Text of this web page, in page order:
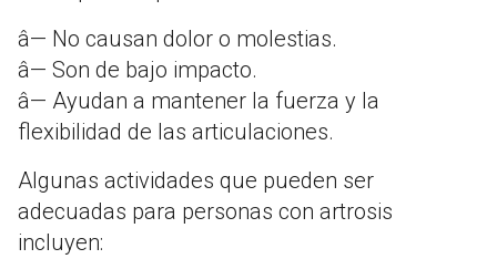
â— No causan dolor o molestias.
â— Son de bajo impacto.
â— Ayudan a mantener la fuerza y la
flexibilidad de las articulaciones.
Algunas actividades que pueden ser
adecuadas para personas con artrosis
incluyen: